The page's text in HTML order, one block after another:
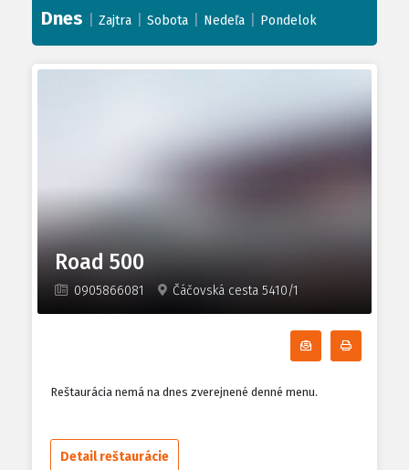
Dnes Zajtra Sobota Nedeľa Pondelok
Road 500
0905866081 Čáčovská cesta 5410/1
Odoberať
Reštaurácia nemá na dnes zverejnené denné menu.
Detail reštaurácie